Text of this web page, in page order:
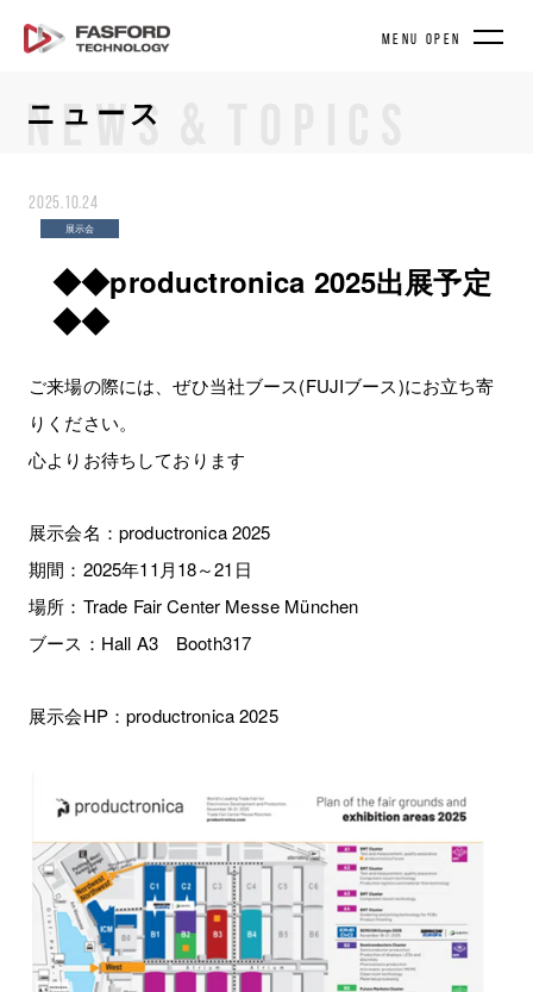
MENU OPEN
ニュース
NEWS
2025.10.24
展示会
◆◆productronica 2025出展予定
◆◆
ご来場の際には、ぜひ当社ブース(FUJIブース)にお立ち寄
りください。
心よりお待ちしております
展示会名：productronica 2025
期間：2025年11月18～21日
場所：Trade Fair Center Messe München
ブース：Hall A3 Booth317
展示会HP：productronica 2025